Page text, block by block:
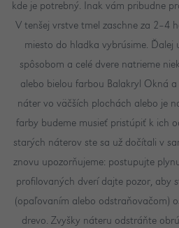
kde je potrebný. Inak vám pribudne
V tenšej vrstve tmel zaschne za 2–4
miesto do hladka vybrúsime. Ďalej
spôsobom a celé dvere natrieme
alebo bielou farbou Balakryl Okná
náter vo väčších plochách alebo je
farby budeme musieť pristúpiť k ich
starých náterov ste sa už dočítali v
znovu upozorňujeme: postupujte
profilovaných dverí dajte pozor, aby
(opaľovaním alebo odstraňovačom)
drevo. Zvyšky náteru odstráňte